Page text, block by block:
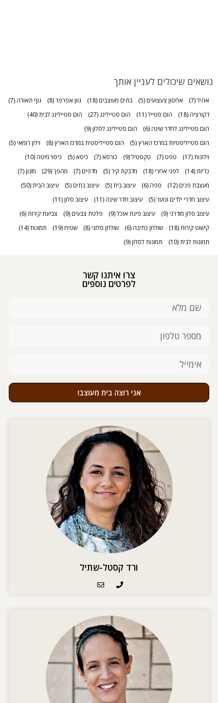
נושאים שיכולים לעניין אותך
אהיל(7) אחסון צעצועים (5) בתים מעוצבים (18) גוון אפרפר(8) גוף תאורה (7)
דקורציה (18) הום סטייל(11) הום סטיילינג(27) הום סטיילינג לבית(40)
הום סטיילינג לחדר שינה (6) הום סטיילינג לסלון(9)
הום סטייליסטיות במרכז הארץ(5) הום סטייליסטית במרכז הארץ(8) וילון רומאי (5)
וילונות(17) טפט (7) טקסטיל(9) כורסא (7) כיסא (5) כיסוי מיטה (10)
כריות(14) לפני אחרי (18) מדבקת קיר(5) מדפים (7) מהפך(29) מזנון(7)
מעצבת פנים (12) ספה (6) עיצוב בית(5) עיצוב בתים (5) עיצוב הבית(50)
עיצוב חדרי ילדים ונוער(5) עיצוב חדר שינה (11) עיצוב סלון(11)
עיצוב סלון מודרני (9) עיצוב פינת אוכל(9) פלטת צבעים (9) צביעת קירות(6)
קישוט קירות(18) שולחן כתיבה (6) שולחן סלוני (8) שטיח (19) תמונות(14)
תמונות לבית(10) תמונות לסלון(9)
צרו איתנו קשר
לפרטים נוספים
אני רוצה בית מעוצב!
ורד קסטל-שתיל